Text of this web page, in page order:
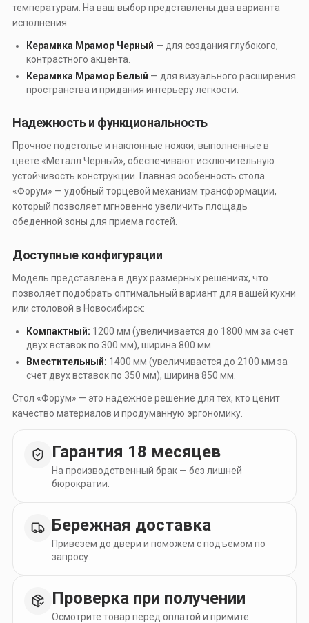
температурам. На ваш выбор представлены два варианта
исполнения:
Керамика Мрамор Черный — для создания глубокого,
контрастного акцента.
Керамика Мрамор Белый — для визуального расширения
пространства и придания интерьеру легкости.
Надежность и функциональность
Прочное подстолье и наклонные ножки, выполненные в
цвете «Металл Черный», обеспечивают исключительную
устойчивость конструкции. Главная особенность стола
«Форум» — удобный торцевой механизм трансформации,
который позволяет мгновенно увеличить площадь
обеденной зоны для приема гостей.
Доступные конфигурации
Модель представлена в двух размерных решениях, что
позволяет подобрать оптимальный вариант для вашей кухни
или столовой в Новосибирск:
Компактный: 1200 мм (увеличивается до 1800 мм за счет
двух вставок по 300 мм), ширина 800 мм.
Вместительный: 1400 мм (увеличивается до 2100 мм за
счет двух вставок по 350 мм), ширина 850 мм.
Стол «Форум» — это надежное решение для тех, кто ценит
качество материалов и продуманную эргономику.
Гарантия 18 месяцев
На производственный брак — без лишней
бюрократии.
Бережная доставка
Привезём до двери и поможем с подъёмом по
запросу.
Проверка при получении
Осмотрите товар перед оплатой и примите